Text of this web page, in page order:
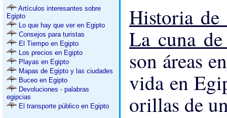
Artículos interesantes sobre
Egipto
Lo que hay que ver en Egipto
Consejos para turistas
El Tiempo en Egipto
Los precios en Egipto
Playas en Egipto
Mapas de Egipto y las ciudades
Buceo en Egipto
Devoluciones - palabras
egipcias
El transporte público en Egipto
Historia
La cuna
son áreas
vida en
orillas de